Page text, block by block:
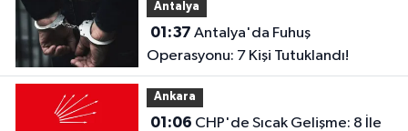
Antalya
01:37
Operasyonu: 7 Kişi Tutuklandı!
Ankara
01:06